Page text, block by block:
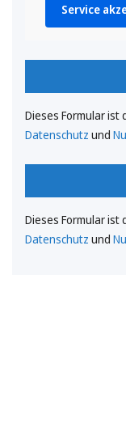
Service
Dieses Formular ist
Datenschutz und
Dieses Formular ist
Datenschutz und